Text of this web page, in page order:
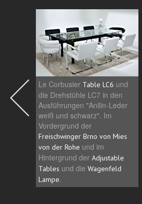
Le Corbusier Table LC6 und
die Drehstühle LC7 in den
Ausführungen "Anilin-Leder
weiß und schwarz". Im
Vordergrund der
Freischwinger Brno von Mies
von der Rohe und im
Hintergrund der Adjustable
Tables und die Wagenfeld
Lampe.